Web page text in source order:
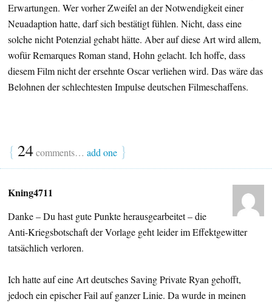
Erwartungen. Wer vorher Zweifel an der Notwendigkeit einer
Neuadaption hatte, darf sich bestätigt fühlen. Nicht, dass eine
solche nicht Potenzial gehabt hätte. Aber auf diese Art wird allem,
wofür Remarques Roman stand, Hohn gelacht. Ich hoffe, dass
diesem Film nicht der ersehnte Oscar verliehen wird. Das wäre das
Belohnen der schlechtesten Impulse deutschen Filmeschaffens.
{ 24comments… add one }
Kning4711
Danke – Du hast gute Punkte herausgearbeitet – die
Anti-Kriegsbotschaft der Vorlage geht leider im Effektgewitter
tatsächlich verloren.
Ich hatte auf eine Art deutsches Saving Private Ryan gehofft,
jedoch ein epischer Fail auf ganzer Linie. Da wurde in meinen